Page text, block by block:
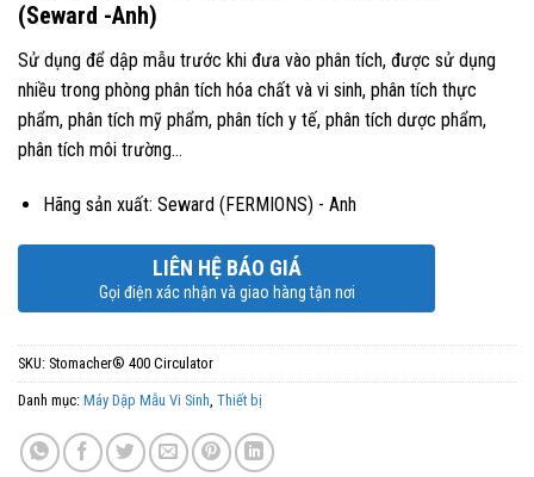
(Seward -Anh)
Sử dụng để dập mẫu trước khi đưa vào phân tích, được sử dụng
nhiều trong phòng phân tích hóa chất và vi sinh, phân tích thực
phẩm, phân tích mỹ phẩm, phân tích y tế, phân tích dược phẩm,
phân tích môi trường…
Hãng sản xuất: Seward (FERMIONS) - Anh
LIÊN HỆ BÁO GIÁ
Gọi điện xác nhận và giao hàng tận nơi
SKU: Stomacher® 400 Circulator
Danh mục: Máy Dập Mẫu Vi Sinh Thiết bị